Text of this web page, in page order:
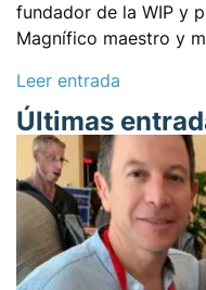
fundador de la WIP y
Magnífico maestro y
Leer entrada
Últimas